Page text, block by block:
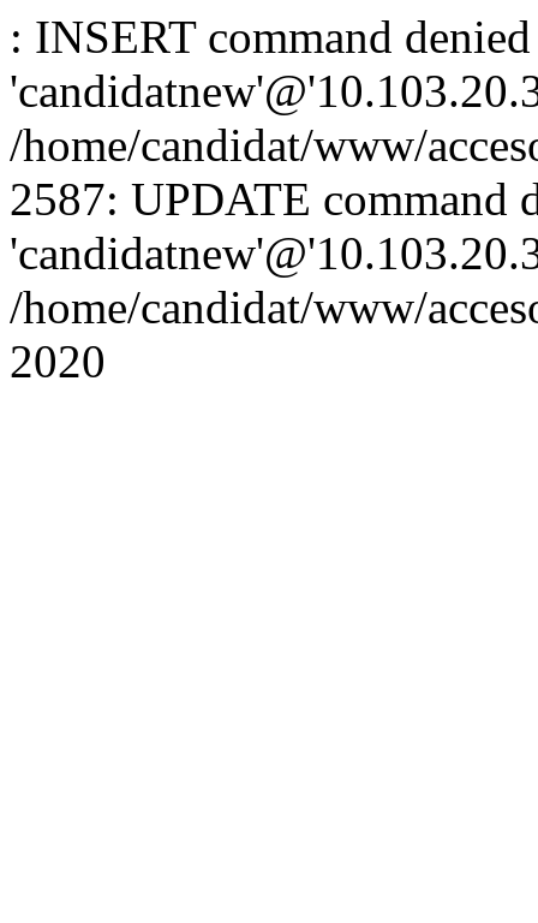
: INSERT command
/home/candidat/www/
2587: UPDATE command
/home/candidat/www/
2020